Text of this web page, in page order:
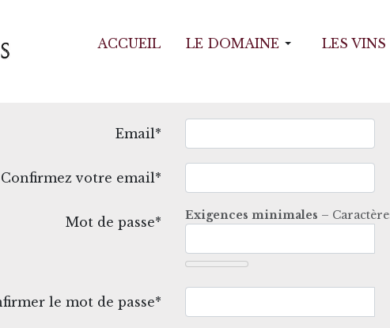
ACCUEIL LE DOMAINE LES VINS
Email*
Confirmez votre email*
Mot de passe* Exigences minimales –
le mot de passe*